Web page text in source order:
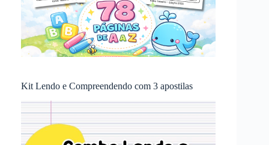
Kit Lendo e Compreendendo com 3 apostilas